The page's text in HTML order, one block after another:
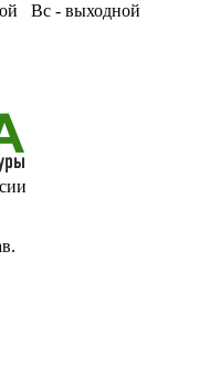
Вс - выходной